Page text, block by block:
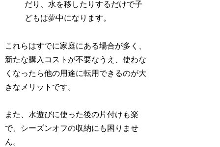
だり、水を移したりするだけで子
どもは夢中になります。
これらはすでに家庭にある場合が多く、
新たな購入コストが不要なうえ、使わな
くなったら他の用途に転用できるのが大
きなメリットです。
また、水遊びに使った後の片付けも楽
で、シーズンオフの収納にも困りませ
ん。